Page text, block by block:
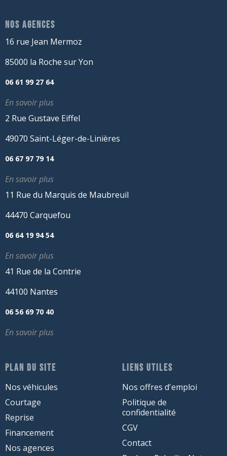
NOS AGENCES
16 rue Jean Mermoz
85000 la Roche sur Yon
06 61 99 27 64
En savoir plus
2 Rue Gustave Eiffel
49070 Saint-Léger-de-Linières
06 67 97 79 14
En savoir plus
11 Rue du Marquis de Maubreuil
44470 Carquefou
06 64 19 94 54
En savoir plus
41 Rue de la Contrie
44100 Nantes
06 56 69 70 40
En savoir plus
PLAN DU SITE
Nos véhicules
Courtage
Reprise
Financement
Nos agences
LIENS UTILES
Nos offres d'emploi
Politique de
confidentialité
CGV
Contact